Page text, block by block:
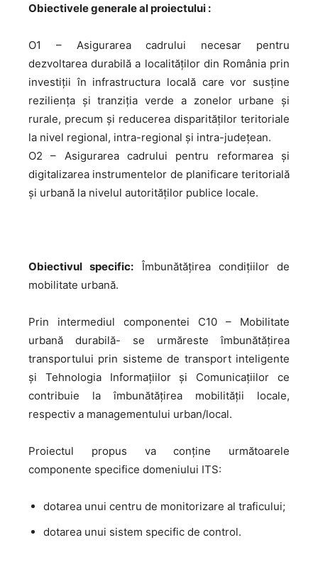
Obiectivele generale al proiectului :
O1 – Asigurarea cadrului necesar pentru
dezvoltarea durabilă a localităților din România prin
investiții în infrastructura locală care vor susține
reziliența și tranziția verde a zonelor urbane și
rurale, precum și reducerea disparităților teritoriale
la nivel regional, intra-regional și intra-județean.
O2 – Asigurarea cadrului pentru reformarea și
digitalizarea instrumentelor de planificare teritorială
și urbană la nivelul autorităților publice locale.
Obiectivul specific: Îmbunătățirea condițiilor de
mobilitate urbană.
Prin intermediul componentei C10 – Mobilitate
urbană durabilă- se urmăreste îmbunătățirea
transportului prin sisteme de transport inteligente
și Tehnologia Informațiilor și Comunicațiilor ce
contribuie la îmbunătățirea mobilității locale,
respectiv a managementului urban/local.
Proiectul propus va conține următoarele
componente specifice domeniului ITS:
dotarea unui centru de monitorizare al traficului;
dotarea unui sistem specific de control.